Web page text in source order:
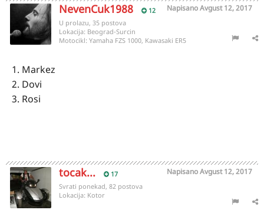
NevenCuk1988 12 NapisanoAvgust 12, 2017
U prolazu, 35 postova
Lokacija: Beograd-Surcin
Motocikl: Yamaha FZS 1000, Kawasaki ER5
1. Markez
2. Dovi
3. Rosi
tocak... 17 NapisanoAvgust 12, 2017
Svrati ponekad, 82 postova
Lokacija: Kotor